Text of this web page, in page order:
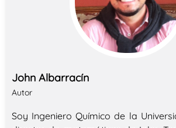
John Albarracín
Autor
Soy Ingeniero Químico de la